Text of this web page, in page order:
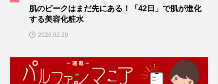
肌のピークはまだ先にある！「42日」で肌が進化
する美容化粧水
2026.02.20